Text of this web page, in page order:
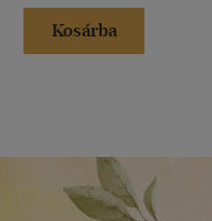
Kosárba